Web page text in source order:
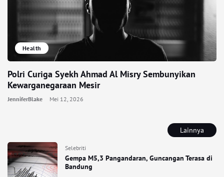
Lainnya
Selebriti
Gempa M5,3 Pangandaran, Guncangan Terasa di
Bandung
Health
Polri Curiga Syekh Ahmad Al Misry Sembunyikan
Kewarganegaraan Mesir
JenniferBlake Mei 12, 2026